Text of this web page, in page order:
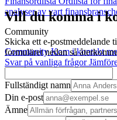
analyser av vart
Community
Community Kom i kontakt
Svar på vanliga frågor
Vill du komma i
Skicka ett e-postmeddelande
formuläret nedan så
Fullständigt namn
Din e-post
Ämne